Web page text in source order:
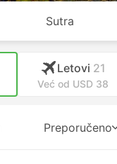
Sutra
Letovi 21
Već od USD 38
Preporučeno